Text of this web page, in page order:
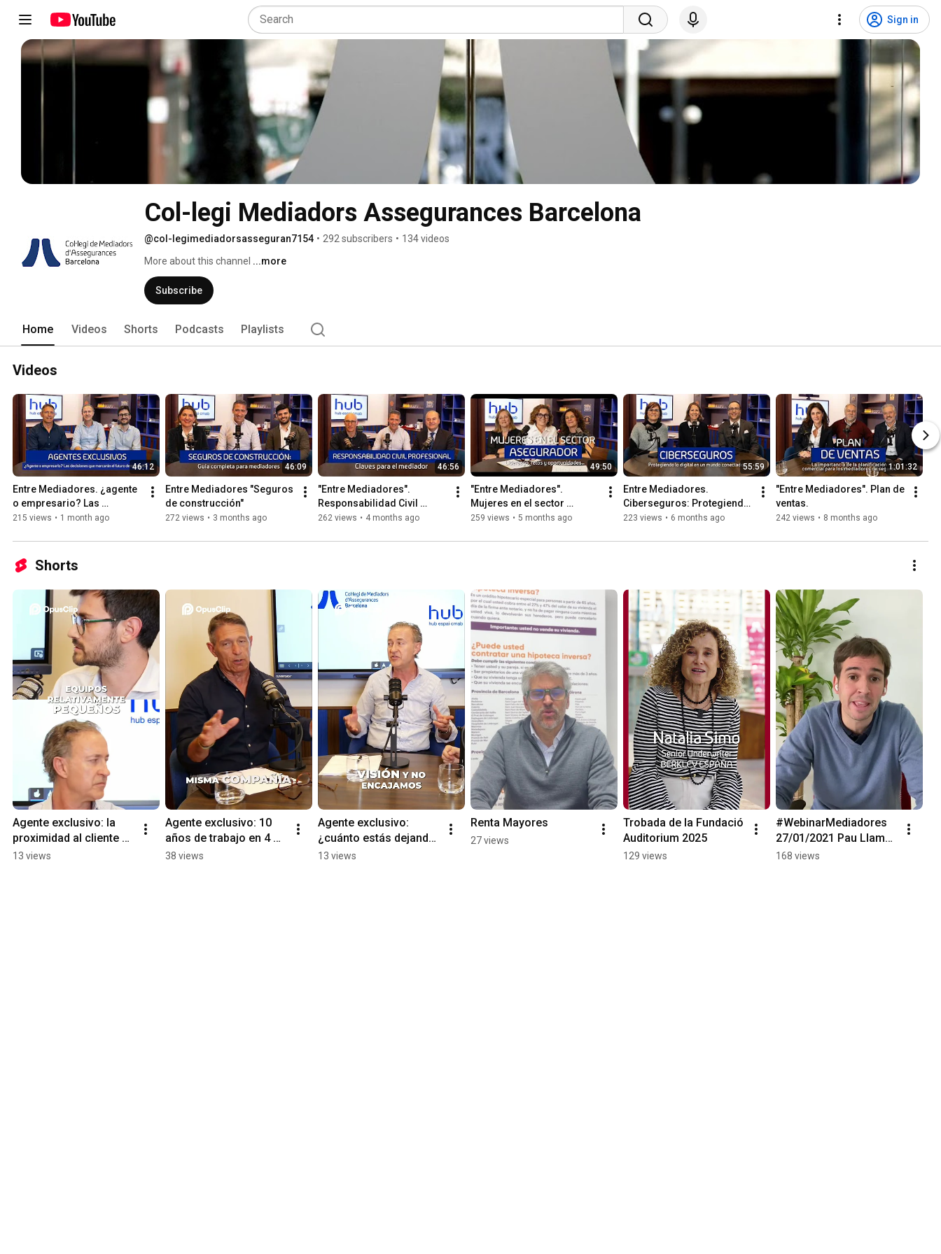
Sign in
Col-legi Mediadors Assegurances Barcelona
@col-legimediadorsasseguran7154 • 292 subscribers • 134 videos
More about this channel ...more
Subscribe
Home Videos Shorts Podcasts Playlists
Videos
46:12
Entre Mediadores. ¿agente
o empresario? Las
decisiones que marcarán el
215 views • 1 month ago
46:09
Entre Mediadores "Seguros
de construcción"
272 views • 3 months ago
46:56
"Entre Mediadores".
Responsabilidad Civil
Profesional. Claves para el
262 views • 4 months ago
49:50
"Entre Mediadores".
Mujeres en el sector
asegurador. Liderazgo
259 views • 5 months ago
55:59
Entre Mediadores.
Ciberseguros: Protegiendo
lo digital en un mundo
223 views • 6 months ago
1:01:32
"Entre Mediadores". Plan de
ventas.
242 views • 8 months ago
Shorts
Agente exclusivo: la
proximidad al cliente es
tu mayor fortaleza
13 views
Agente exclusivo: 10
años de trabajo en 4 —
¿el secreto? No ir solo
38 views
Agente exclusivo:
¿cuánto estás dejando
de crecer por ir solo?
13 views
Renta Mayores
27 views
Trobada de la Fundació
Auditorium 2025
129 views
#WebinarMediadores
27/01/2021 Pau Llambí.
Tendencias de
168 views